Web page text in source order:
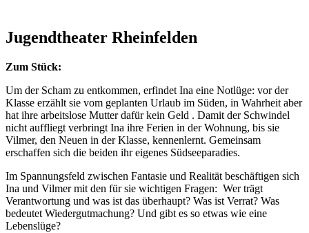
Jugendtheater Rheinfelden
Zum Stück:
Um der Scham zu entkommen, erfindet Ina eine Notlüge: vor der
Klasse erzählt sie vom geplanten Urlaub im Süden, in Wahrheit aber
hat ihre arbeitslose Mutter dafür kein Geld . Damit der Schwindel
nicht auffliegt verbringt Ina ihre Ferien in der Wohnung, bis sie
Vilmer, den Neuen in der Klasse, kennenlernt. Gemeinsam
erschaffen sich die beiden ihr eigenes Südseeparadies.
Im Spannungsfeld zwischen Fantasie und Realität beschäftigen sich
Ina und Vilmer mit den für sie wichtigen Fragen: Wer trägt
Verantwortung und was ist das überhaupt? Was ist Verrat? Was
bedeutet Wiedergutmachung? Und gibt es so etwas wie eine
Lebenslüge?